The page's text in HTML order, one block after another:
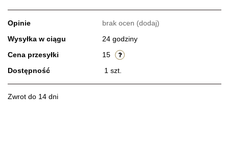
Opinie brak ocen (dodaj)
Wysyłka w ciągu
24 godziny
Cena przesyłki
15
Dostępność
1 szt.
Zwrot do 14 dni